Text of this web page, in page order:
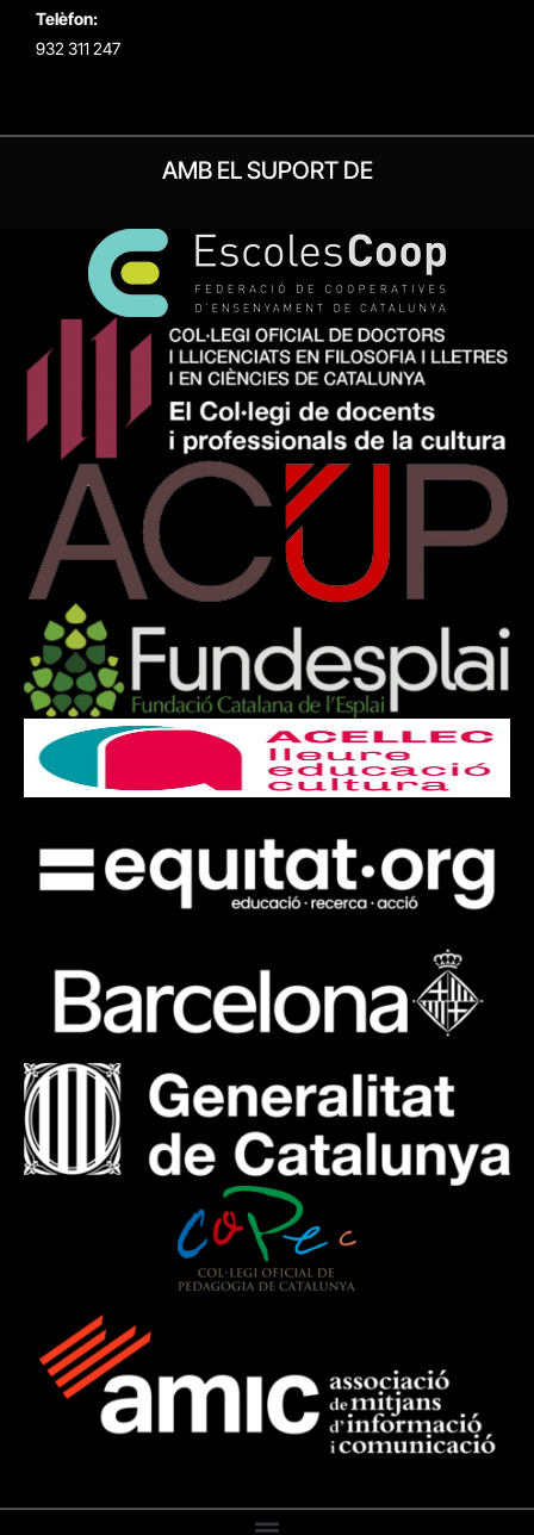
Telèfon:
932 311 247
AMB EL SUPORT DE